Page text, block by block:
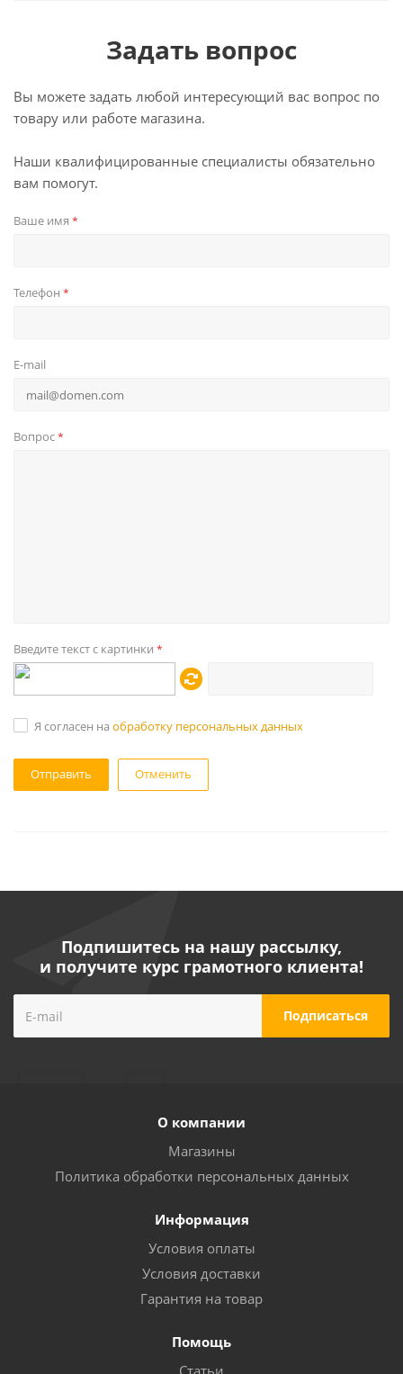
Задать вопрос
Вы можете задать любой интересующий вас вопрос по
товару или работе магазина.
Наши квалифицированные специалисты обязательно
вам помогут.
Ваше имя *
Телефон *
E-mail
Вопрос*
Введите текст с картинки *
Я согласен на обработку персональных данных
Отменить
Подпишитесь на нашу рассылку,
и получите курс грамотного клиента!
О компании
Магазины
Политика обработки персональных данных
Информация
Условия оплаты
Условия доставки
Гарантия на товар
Помощь
Статьи